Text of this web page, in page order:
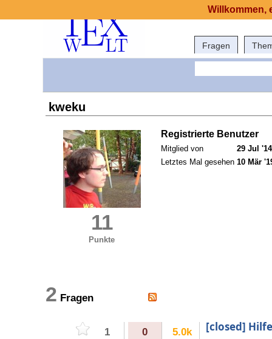
Fragen
kweku
11
Punkte
Registrierte Benutzer
Mitglied von
29 Jul
Letztes Mal gesehen 10 Mär
2 Fragen
1 0 5.0k [closed]
Willkommen,